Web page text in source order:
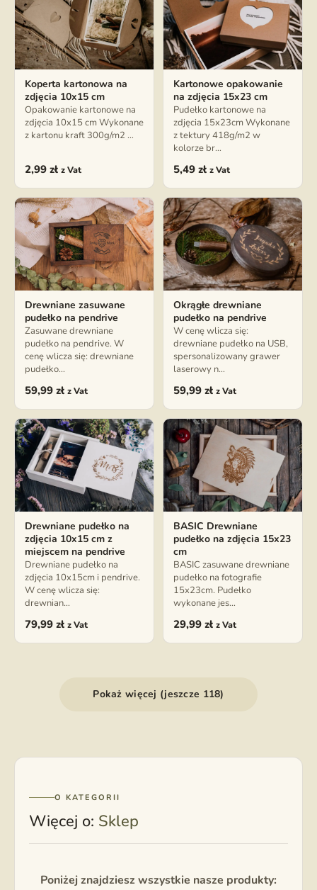
Koperta kartonowa na
zdjęcia 10x15 cm
Opakowanie kartonowe na
zdjęcia 10x15 cm Wykonane
z kartonu kraft 300g/m2 …
2,99 zł z Vat
Kartonowe opakowanie
na zdjęcia 15x23 cm
Pudełko kartonowe na
zdjęcia 15x23cm Wykonane
z tektury 418g/m2 w
kolorze br…
5,49 zł z Vat
Drewniane zasuwane
pudełko na pendrive
Zasuwane drewniane
pudełko na pendrive. W
cenę wlicza się: drewniane
pudełko…
59,99 zł z Vat
Okrągłe drewniane
pudełko na pendrive
W cenę wlicza się:
drewniane pudełko na USB,
spersonalizowany grawer
laserowy n…
59,99 zł z Vat
Drewniane pudełko na
zdjęcia 10x15 cm z
miejscem na pendrive
Drewniane pudełko na
zdjęcia 10x15cm i pendrive.
W cenę wlicza się:
drewnian…
79,99 zł z Vat
BASIC Drewniane
pudełko na zdjęcia 15x23
cm
BASIC zasuwane drewniane
pudełko na fotografie
15x23cm. Pudełko
wykonane jes…
29,99 zł z Vat
Pokaż więcej (jeszcze 118)
O KATEGORII
Więcej o: Sklep
Poniżej znajdziesz wszystkie nasze produkty: